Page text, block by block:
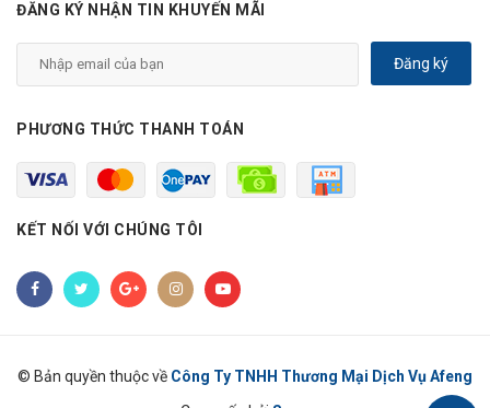
ĐĂNG KÝ NHẬN TIN KHUYẾN MÃI
Đăng ký
PHƯƠNG THỨC THANH TOÁN
KẾT NỐI VỚI CHÚNG TÔI
© Bản quyền thuộc về Công Ty TNHH Thương Mại Dịch Vụ Afeng